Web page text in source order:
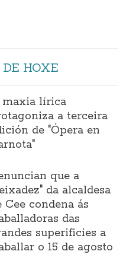
HOXE
lírica
a terceira
de "Ópera en
que a
da alcaldesa
Cee condena ás
das
superificies a
o 15 de agosto